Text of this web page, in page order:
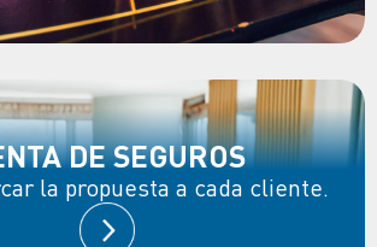
DE SEGUROS
la propuesta a cada cliente.